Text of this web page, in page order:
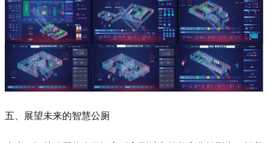
五、展望未来的智慧公厕